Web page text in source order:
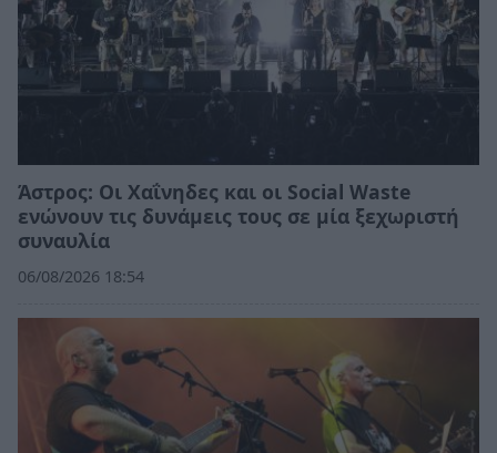
Άστρος: Οι Χαΐνηδες και οι Social Waste
ενώνουν τις δυνάμεις τους σε μία ξεχωριστή
συναυλία
06/08/2026 18:54